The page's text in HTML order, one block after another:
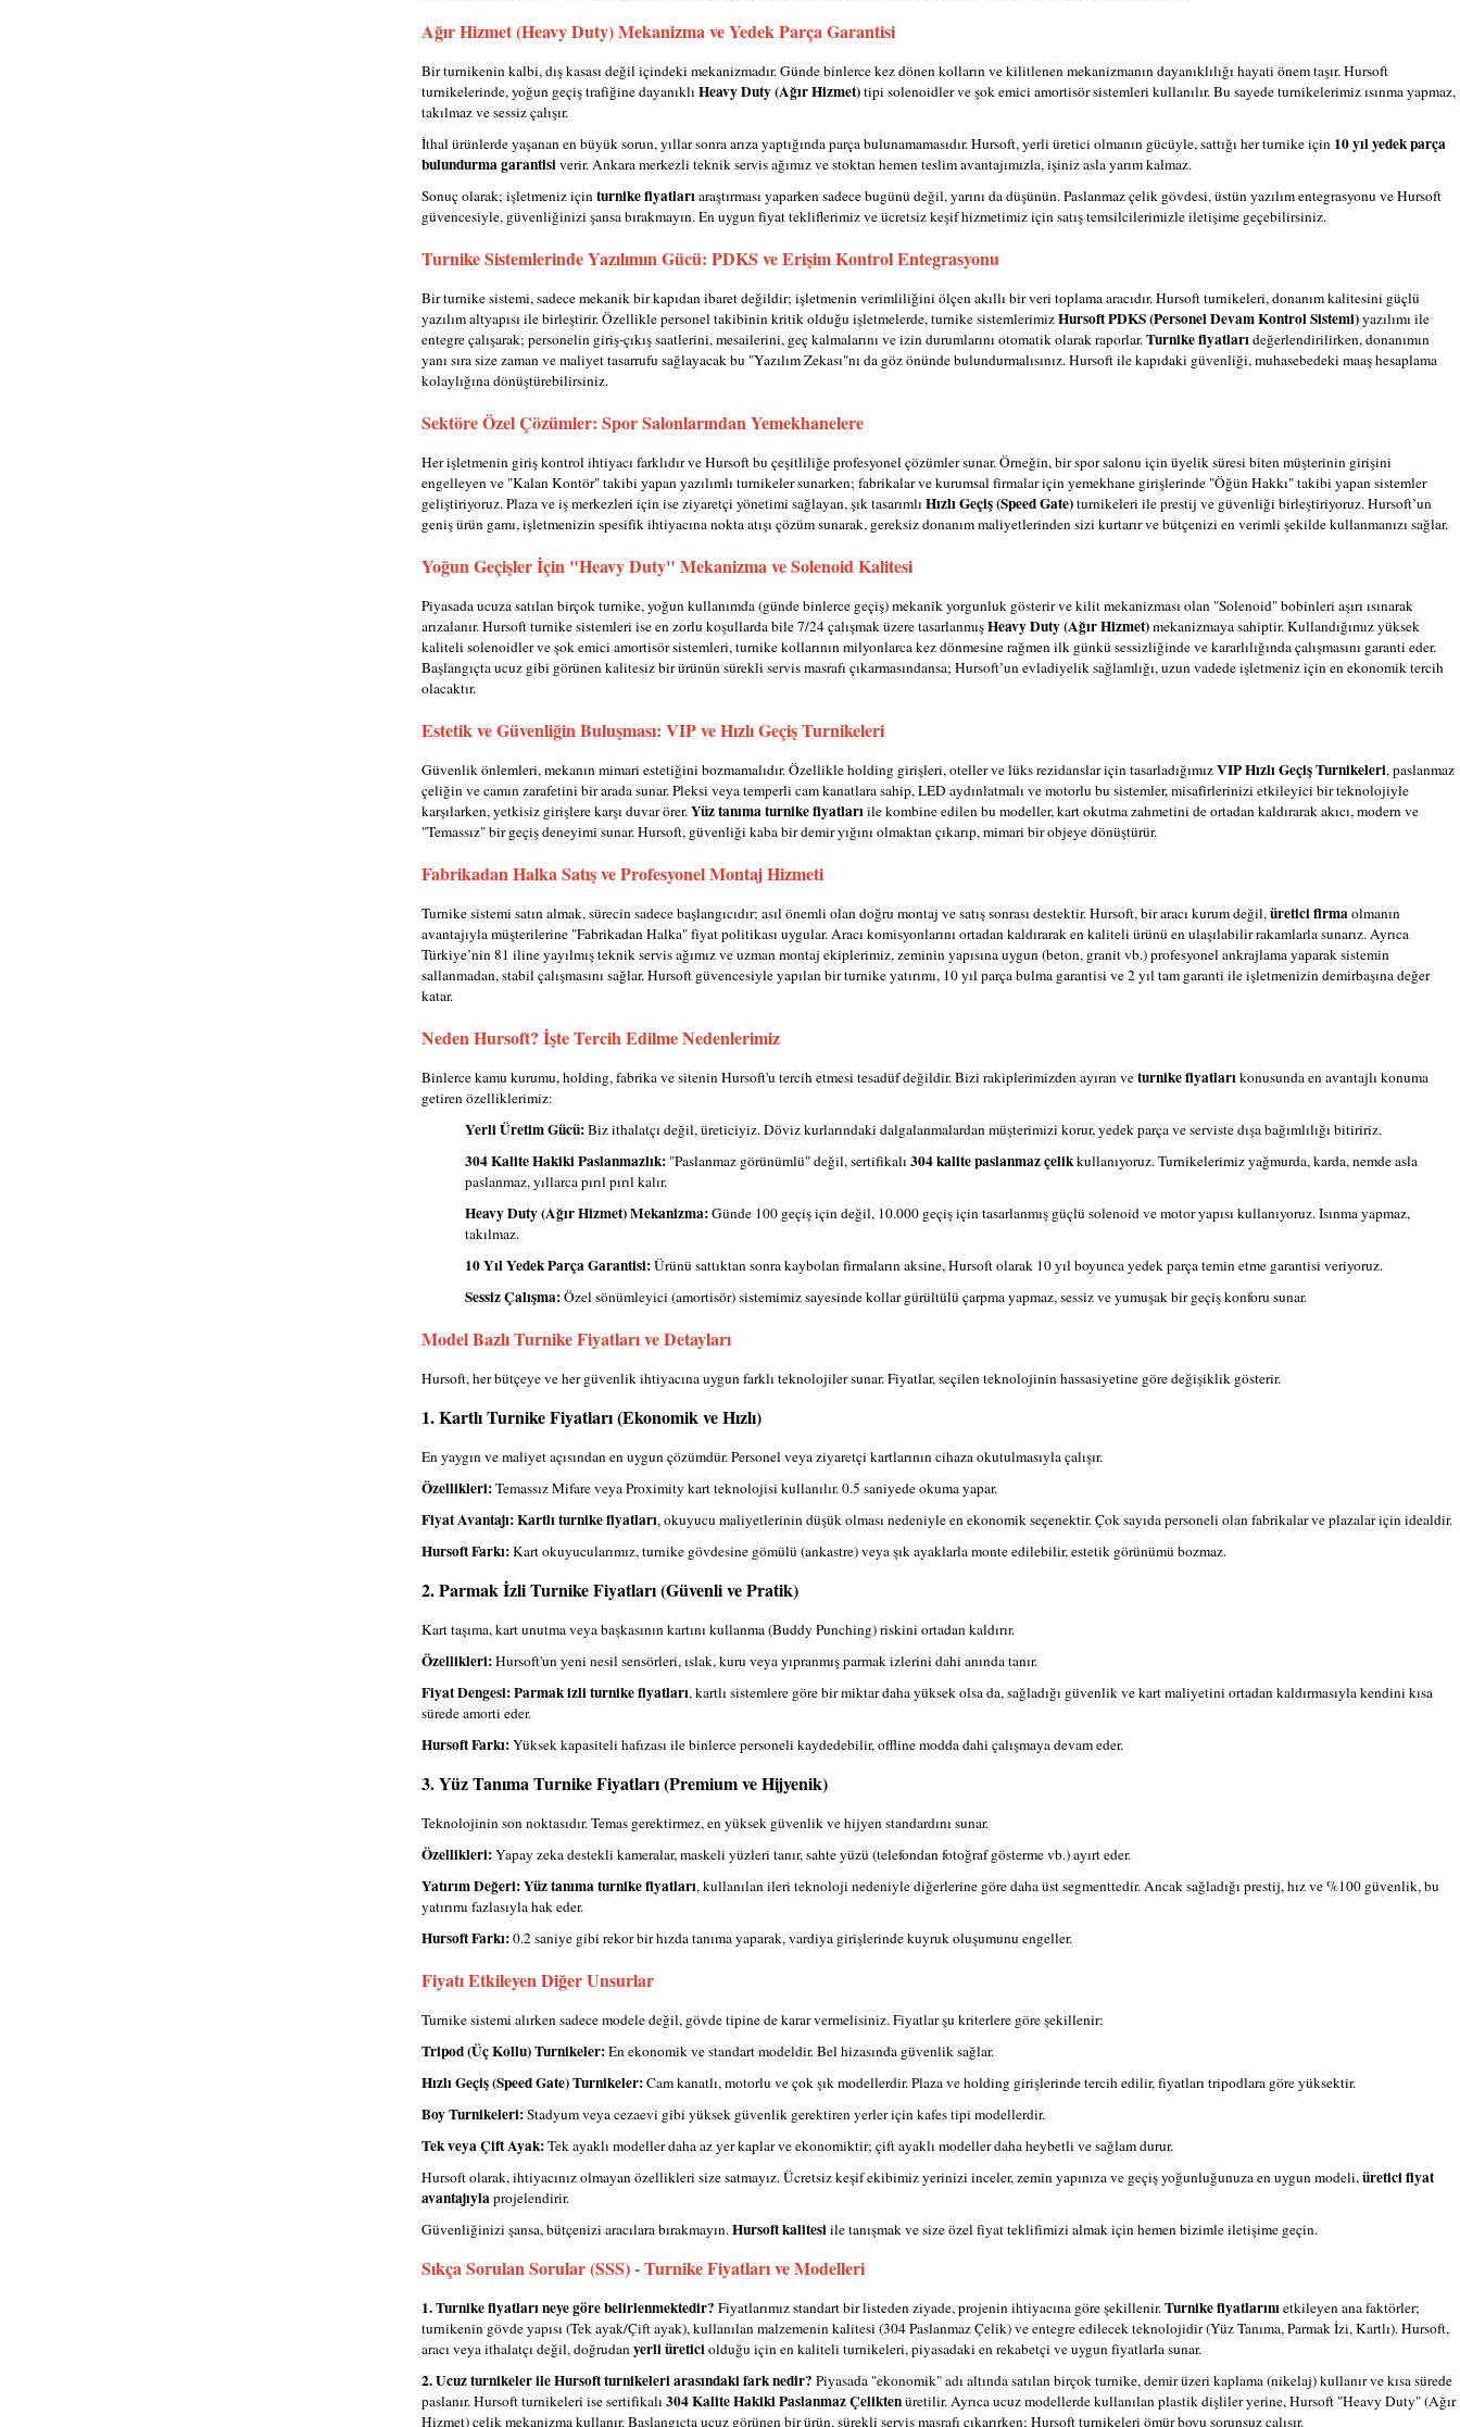
Ağır Hizmet (Heavy Duty) Mekanizma ve Yedek Parça Garantisi
Bir turnikenin kalbi, dış kasası değil içindeki mekanizmadır. Günde binlerce kez dönen kolların ve kilitlenen mekanizmanın dayanıklılığı hayati önem taşır. Hursoft
turnikelerinde, yoğun geçiş trafiğine dayanıklı Heavy Duty (Ağır Hizmet)tipi solenoidler ve şok emici amortisör sistemleri kullanılır. Bu sayede turnikelerimiz ısınma yapmaz,
takılmaz ve sessiz çalışır.
İthal ürünlerde yaşanan en büyük sorun, yıllar sonra arıza yaptığında parça bulunamamasıdır. Hursoft, yerli üretici olmanın gücüyle, sattığı her turnike için 10 yıl yedek parça
bulundurma garantisiverir. Ankara merkezli teknik servis ağımız ve stoktan hemen teslim avantajımızla, işiniz asla yarım kalmaz.
Sonuç olarak; işletmeniz içinturnike fiyatlarıaraştırması yaparken sadece bugünü değil, yarını da düşünün. Paslanmaz çelik gövdesi, üstün yazılım entegrasyonu ve Hursoft
güvencesiyle, güvenliğinizi şansa bırakmayın. En uygun fiyat tekliflerimiz ve ücretsiz keşif hizmetimiz için satış temsilcilerimizle iletişime geçebilirsiniz.
Turnike Sistemlerinde Yazılımın Gücü: PDKS ve Erişim Kontrol Entegrasyonu
Bir turnike sistemi, sadece mekanik bir kapıdan ibaret değildir; işletmenin verimliliğini ölçen akıllı bir veri toplama aracıdır. Hursoft turnikeleri, donanım kalitesini güçlü
yazılım altyapısı ile birleştirir. Özellikle personel takibinin kritik olduğu işletmelerde, turnike sistemlerimizHursoft PDKS (Personel Devam Kontrol Sistemi)yazılımı ile
entegre çalışarak; personelin giriş-çıkış saatlerini, mesailerini, geç kalmalarını ve izin durumlarını otomatik olarak raporlar.Turnike fiyatlarıdeğerlendirilirken, donanımın
yanı sıra size zaman ve maliyet tasarrufu sağlayacak bu "Yazılım Zekası"nı da göz önünde bulundurmalısınız. Hursoft ile kapıdaki güvenliği, muhasebedeki maaş hesaplama
kolaylığına dönüştürebilirsiniz.
Sektöre Özel Çözümler: Spor Salonlarından Yemekhanelere
Her işletmenin giriş kontrol ihtiyacı farklıdır ve Hursoft bu çeşitliliğe profesyonel çözümler sunar. Örneğin, bir spor salonu için üyelik süresi biten müşterinin girişini
engelleyen ve "Kalan Kontör" takibi yapan yazılımlı turnikeler sunarken; fabrikalar ve kurumsal firmalar için yemekhane girişlerinde "Öğün Hakkı" takibi yapan sistemler
geliştiriyoruz. Plaza ve iş merkezleri için ise ziyaretçi yönetimi sağlayan, şık tasarımlı Hızlı Geçiş (Speed Gate)turnikeleri ile prestij ve güvenliği birleştiriyoruz. Hursoft’un
geniş ürün gamı, işletmenizin spesifik ihtiyacına nokta atışı çözüm sunarak, gereksiz donanım maliyetlerinden sizi kurtarır ve bütçenizi en verimli şekilde kullanmanızı sağlar.
Yoğun Geçişler İçin "Heavy Duty" Mekanizma ve Solenoid Kalitesi
Piyasada ucuza satılan birçok turnike, yoğun kullanımda (günde binlerce geçiş) mekanik yorgunluk gösterir ve kilit mekanizması olan "Solenoid" bobinleri aşırı ısınarak
arızalanır. Hursoft turnike sistemleri ise en zorlu koşullarda bile 7/24 çalışmak üzere tasarlanmışHeavy Duty (Ağır Hizmet)mekanizmaya sahiptir. Kullandığımız yüksek
kaliteli solenoidler ve şok emici amortisör sistemleri, turnike kollarının milyonlarca kez dönmesine rağmen ilk günkü sessizliğinde ve kararlılığında çalışmasını garanti eder.
Başlangıçta ucuz gibi görünen kalitesiz bir ürünün sürekli servis masrafı çıkarmasındansa; Hursoft’un evladiyelik sağlamlığı, uzun vadede işletmeniz için en ekonomik tercih
olacaktır.
Estetik ve Güvenliğin Buluşması: VIP ve Hızlı Geçiş Turnikeleri
Güvenlik önlemleri, mekanın mimari estetiğini bozmamalıdır. Özellikle holding girişleri, oteller ve lüks rezidanslar için tasarladığımızVIP Hızlı Geçiş Turnikeleri, paslanmaz
çeliğin ve camın zarafetini bir arada sunar. Pleksi veya temperli cam kanatlara sahip, LED aydınlatmalı ve motorlu bu sistemler, misafirlerinizi etkileyici bir teknolojiyle
karşılarken, yetkisiz girişlere karşı duvar örer.Yüz tanıma turnike fiyatlarıile kombine edilen bu modeller, kart okutma zahmetini de ortadan kaldırarak akıcı, modern ve
"Temassız" bir geçiş deneyimi sunar. Hursoft, güvenliği kaba bir demir yığını olmaktan çıkarıp, mimari bir objeye dönüştürür.
Fabrikadan Halka Satış ve Profesyonel Montaj Hizmeti
Turnike sistemi satın almak, sürecin sadece başlangıcıdır; asıl önemli olan doğru montaj ve satış sonrası destektir. Hursoft, bir aracı kurum değil,üretici firmaolmanın
avantajıyla müşterilerine "Fabrikadan Halka" fiyat politikası uygular. Aracı komisyonlarını ortadan kaldırarak en kaliteli ürünü en ulaşılabilir rakamlarla sunarız. Ayrıca
Türkiye’nin 81 iline yayılmış teknik servis ağımız ve uzman montaj ekiplerimiz, zeminin yapısına uygun (beton, granit vb.) profesyonel ankrajlama yaparak sistemin
sallanmadan, stabil çalışmasını sağlar. Hursoft güvencesiyle yapılan bir turnike yatırımı, 10 yıl parça bulma garantisi ve 2 yıl tam garanti ile işletmenizin demirbaşına değer
katar.
Neden Hursoft? İşte Tercih Edilme Nedenlerimiz
Binlerce kamu kurumu, holding, fabrika ve sitenin Hursoft'u tercih etmesi tesadüf değildir. Bizi rakiplerimizden ayıran veturnike fiyatlarıkonusunda en avantajlı konuma
getiren özelliklerimiz:
Yerli Üretim Gücü:Biz ithalatçı değil, üreticiyiz. Döviz kurlarındaki dalgalanmalardan müşterimizi korur, yedek parça ve serviste dışa bağımlılığı bitiririz.
304 Kalite Hakiki Paslanmazlık: "Paslanmaz görünümlü" değil, sertifikalı 304 kalite paslanmaz çelikkullanıyoruz. Turnikelerimiz yağmurda, karda, nemde asla
paslanmaz, yıllarca pırıl pırıl kalır.
Heavy Duty (Ağır Hizmet) Mekanizma:Günde 100 geçiş için değil, 10.000 geçiş için tasarlanmış güçlü solenoid ve motor yapısı kullanıyoruz. Isınma yapmaz,
takılmaz.
10 Yıl Yedek Parça Garantisi:Ürünü sattıktan sonra kaybolan firmaların aksine, Hursoft olarak 10 yıl boyunca yedek parça temin etme garantisi veriyoruz.
Sessiz Çalışma:Özel sönümleyici (amortisör) sistemimiz sayesinde kollar gürültülü çarpma yapmaz, sessiz ve yumuşak bir geçiş konforu sunar.
Model Bazlı Turnike Fiyatları ve Detayları
Hursoft, her bütçeye ve her güvenlik ihtiyacına uygun farklı teknolojiler sunar. Fiyatlar, seçilen teknolojinin hassasiyetine göre değişiklik gösterir.
1. Kartlı Turnike Fiyatları (Ekonomik ve Hızlı)
En yaygın ve maliyet açısından en uygun çözümdür. Personel veya ziyaretçi kartlarının cihaza okutulmasıyla çalışır.
Özellikleri:Temassız Mifare veya Proximity kart teknolojisi kullanılır. 0.5 saniyede okuma yapar.
Fiyat Avantajı:Kartlı turnike fiyatları, okuyucu maliyetlerinin düşük olması nedeniyle en ekonomik seçenektir. Çok sayıda personeli olan fabrikalar ve plazalar için idealdir.
Hursoft Farkı:Kart okuyucularımız, turnike gövdesine gömülü (ankastre) veya şık ayaklarla monte edilebilir, estetik görünümü bozmaz.
2. Parmak İzli Turnike Fiyatları (Güvenli ve Pratik)
Kart taşıma, kart unutma veya başkasının kartını kullanma (Buddy Punching) riskini ortadan kaldırır.
Özellikleri:Hursoft'un yeni nesil sensörleri, ıslak, kuru veya yıpranmış parmak izlerini dahi anında tanır.
Fiyat Dengesi:Parmak izli turnike fiyatları, kartlı sistemlere göre bir miktar daha yüksek olsa da, sağladığı güvenlik ve kart maliyetini ortadan kaldırmasıyla kendini kısa
sürede amorti eder.
Hursoft Farkı:Yüksek kapasiteli hafızası ile binlerce personeli kaydedebilir, offline modda dahi çalışmaya devam eder.
3. Yüz Tanıma Turnike Fiyatları (Premium ve Hijyenik)
Teknolojinin son noktasıdır. Temas gerektirmez, en yüksek güvenlik ve hijyen standardını sunar.
Özellikleri:Yapay zeka destekli kameralar, maskeli yüzleri tanır, sahte yüzü (telefondan fotoğraf gösterme vb.) ayırt eder.
Yatırım Değeri:Yüz tanıma turnike fiyatları, kullanılan ileri teknoloji nedeniyle diğerlerine göre daha üst segmenttedir. Ancak sağladığı prestij, hız ve %100 güvenlik, bu
yatırımı fazlasıyla hak eder.
Hursoft Farkı:0.2 saniye gibi rekor bir hızda tanıma yaparak, vardiya girişlerinde kuyruk oluşumunu engeller.
Fiyatı Etkileyen Diğer Unsurlar
Turnike sistemi alırken sadece modele değil, gövde tipine de karar vermelisiniz. Fiyatlar şu kriterlere göre şekillenir:
Tripod (Üç Kollu) Turnikeler:En ekonomik ve standart modeldir. Bel hizasında güvenlik sağlar.
Hızlı Geçiş (Speed Gate) Turnikeler:Cam kanatlı, motorlu ve çok şık modellerdir. Plaza ve holding girişlerinde tercih edilir, fiyatları tripodlara göre yüksektir.
Boy Turnikeleri:Stadyum veya cezaevi gibi yüksek güvenlik gerektiren yerler için kafes tipi modellerdir.
Tek veya Çift Ayak:Tek ayaklı modeller daha az yer kaplar ve ekonomiktir; çift ayaklı modeller daha heybetli ve sağlam durur.
Hursoft olarak, ihtiyacınız olmayan özellikleri size satmayız. Ücretsiz keşif ekibimiz yerinizi inceler, zemin yapınıza ve geçiş yoğunluğunuza en uygun modeli,üretici fiyat
avantajıylaprojelendirir.
Güvenliğinizi şansa, bütçenizi aracılara bırakmayın.Hursoft kalitesiile tanışmak ve size özel fiyat teklifimizi almak için hemen bizimle iletişime geçin.
Sıkça Sorulan Sorular (SSS) - Turnike Fiyatları ve Modelleri
1. Turnike fiyatları neye göre belirlenmektedir? Fiyatlarımız standart bir listeden ziyade, projenin ihtiyacına göre şekillenir.Turnike fiyatlarınıetkileyen ana faktörler;
turnikenin gövde yapısı (Tek ayak/Çift ayak), kullanılan malzemenin kalitesi (304 Paslanmaz Çelik) ve entegre edilecek teknolojidir (Yüz Tanıma, Parmak İzi, Kartlı). Hursoft,
aracı veya ithalatçı değil, doğrudanyerli üreticiolduğu için en kaliteli turnikeleri, piyasadaki en rekabetçi ve uygun fiyatlarla sunar.
2. Ucuz turnikeler ile Hursoft turnikeleri arasındaki fark nedir? Piyasada "ekonomik" adı altında satılan birçok turnike, demir üzeri kaplama (nikelaj) kullanır ve kısa sürede
paslanır. Hursoft turnikeleri ise sertifikalı 304 Kalite Hakiki Paslanmaz Çeliktenüretilir. Ayrıca ucuz modellerde kullanılan plastik dişliler yerine, Hursoft "Heavy Duty" (Ağır
Hizmet) çelik mekanizma kullanır. Başlangıçta ucuz görünen bir ürün, sürekli servis masrafı çıkarırken; Hursoft turnikeleri ömür boyu sorunsuz çalışır.